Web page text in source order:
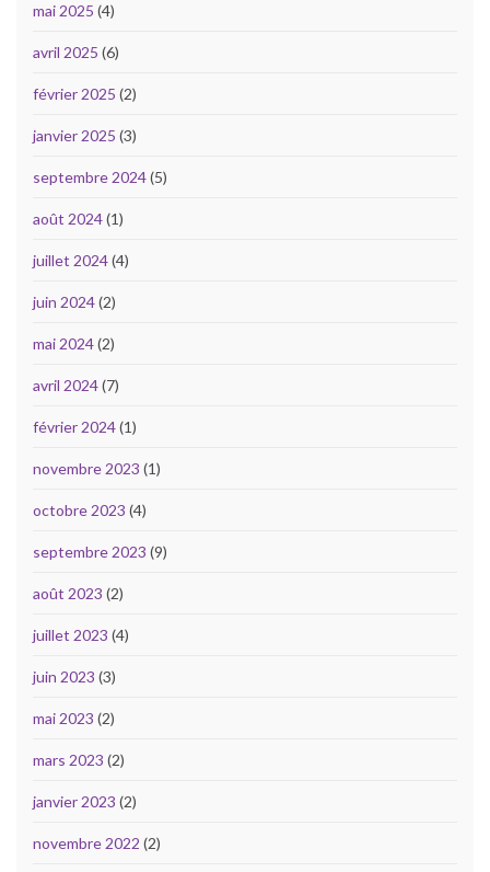
mai 2025 (4)
avril 2025 (6)
février 2025 (2)
janvier 2025 (3)
septembre 2024(5)
août 2024(1)
juillet 2024(4)
juin 2024(2)
mai 2024(2)
avril 2024(7)
février 2024(1)
novembre 2023 (1)
octobre 2023 (4)
septembre 2023 (9)
août 2023 (2)
juillet 2023 (4)
juin 2023 (3)
mai 2023 (2)
mars 2023 (2)
janvier 2023 (2)
novembre 2022 (2)